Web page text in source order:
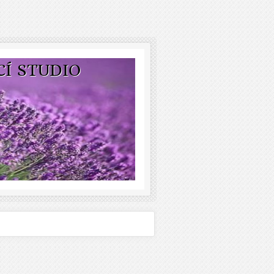
STUDIO